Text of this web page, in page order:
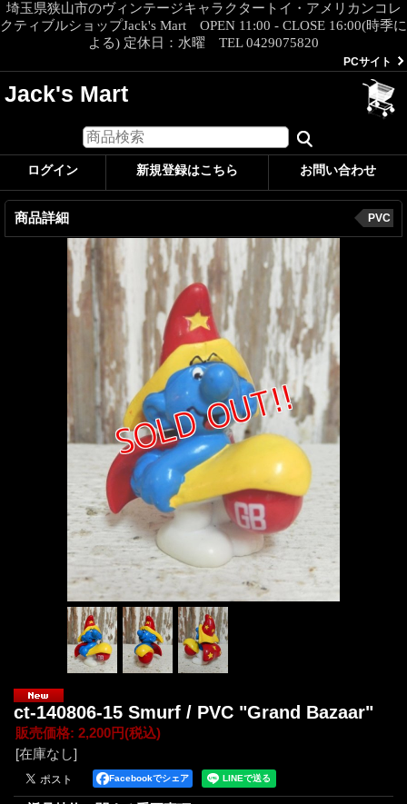
埼玉県狭山市のヴィンテージキャラクタートイ・アメリカンコレ
クティブルショップJack's Mart OPEN 11:00 - CLOSE 16:00(時季に
よる) 定休日：水曜 TEL 0429075820
PCサイト
Jack's Mart
ログイン 新規登録はこちら お問い合わせ
商品詳細 PVC
ct-140806-15 Smurf / PVC "Grand Bazaar"
販売価格: 2,200円(税込)
[在庫なし]
Facebookでシェア